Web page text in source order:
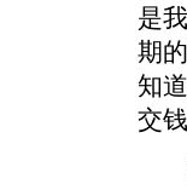
是
期
知
交
我